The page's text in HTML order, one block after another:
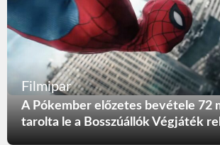
Filmipar
A Pókember előzetes bevétele 72
tarolta le a Bosszúállók Végjáték